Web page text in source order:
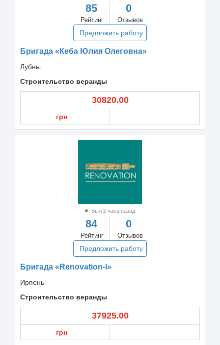
85
Рейтинг
0
Отзывов
Предложить работу
Бригада «Кеба Юлия Олеговна»
Лубны
Строительство веранды
30820.00
грн
Был 2 часа назад
84
Рейтинг
0
Отзывов
Предложить работу
Бригада «Renovation-I»
Ирпень
Строительство веранды
37925.00
грн